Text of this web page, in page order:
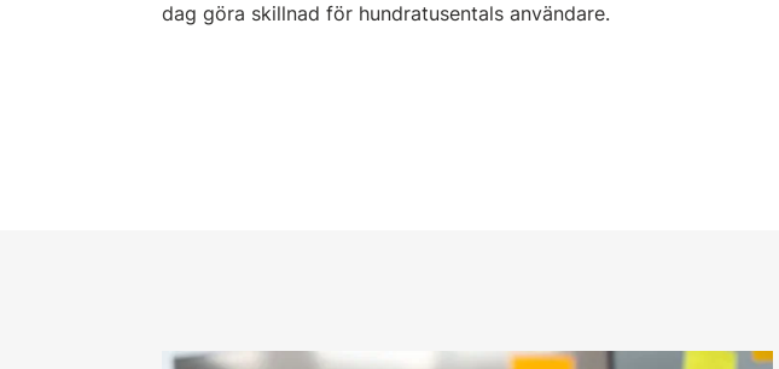
dag göra skillnad för hundratusentals användare.